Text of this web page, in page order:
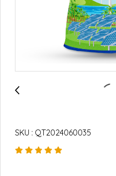
SKU : QT2024060035